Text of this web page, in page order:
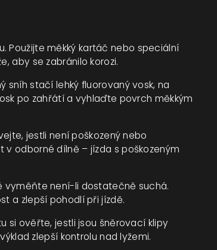
Použijte měkký kartáč nebo speciální
aby se zabránilo korozi.
sníh stačí lehký fluorovaný vosk, na
po zahřátí a vyhlaďte povrch měkkým
jestli není poškozený nebo
v odborné dílně – jízda s poškozeným
vyměňte není-li dostatečně suchá.
a zlepší pohodlí při jízdě.
si ověřte, jestli jsou šněrovací klipy
zlepší kontrolu nad lyžemi.